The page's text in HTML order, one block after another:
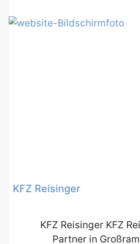
KFZ Reisinger
KFZ Reisinger KFZ
Partner in